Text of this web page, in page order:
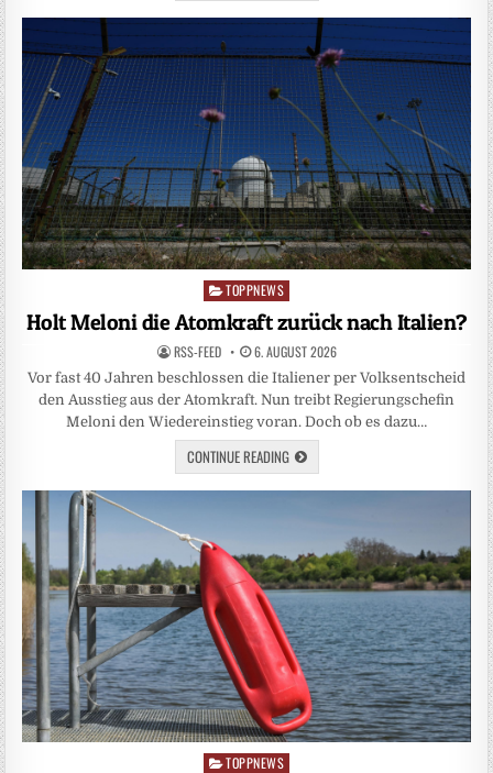
Posted
TOPPNEWS
Holt Meloni die Atomkraft zurück nach Italien?
RSS-FEED 6. AUGUST 2026
Vor fast 40 Jahren beschlossen die Italiener per Volksentscheid
den Ausstieg aus der Atomkraft. Nun treibt Regierungschefin
Meloni den Wiedereinstieg voran. Doch ob es dazu…
CONTINUE READING
Posted
TOPPNEWS